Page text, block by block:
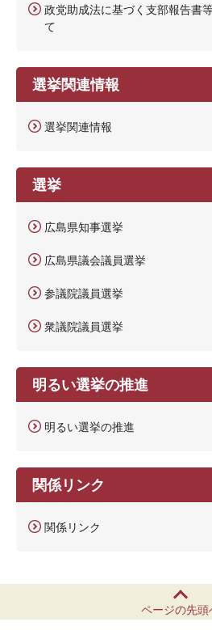
政党助成法に基づく支部報告書
て
選挙関連情報
選挙関連情報
選挙
広島県知事選挙
広島県議会議員選挙
参議院議員選挙
衆議院議員選挙
明るい選挙の推進
明るい選挙の推進
関係リンク
関係リンク
ページの先頭